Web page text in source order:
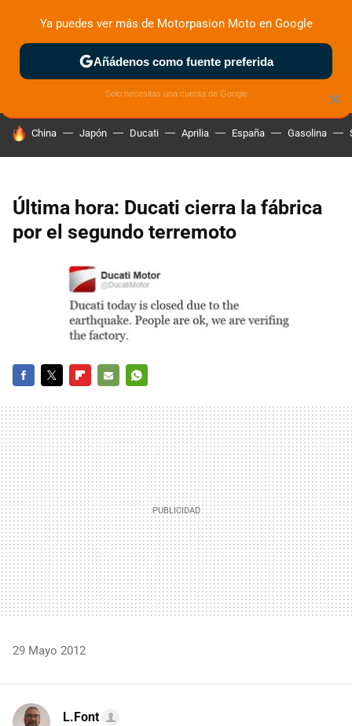
ZONA DE PRUEBAS DEPORTIVAS MOTOS ELÉCTRICAS
HOY SE HABLA DE
China Japón Ducati Aprilia España Gasolina
Última hora: Ducati cierra la fábrica
por el segundo terremoto
MAIL
29 Mayo 2012
L.Font
×
Ya puedes ver más de Motorpasion Moto en Google
Añádenos como fuente preferida
Solo necesitas una cuenta de Google